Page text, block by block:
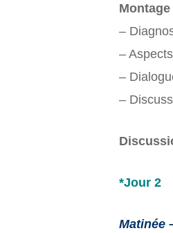
–
–
–
–
*Jour 2
Matinée